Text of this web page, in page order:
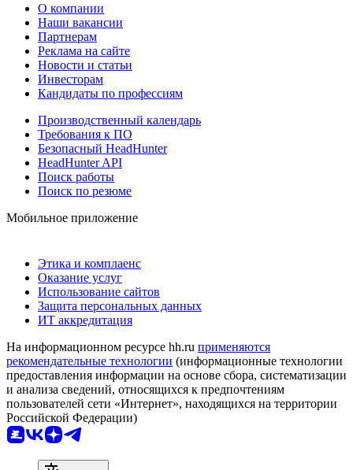
О компании
Наши вакансии
Партнерам
Реклама на сайте
Новости и статьи
Инвесторам
Кандидаты по профессиям
Производственный календарь
Требования к ПО
Безопасный HeadHunter
HeadHunter API
Поиск работы
Поиск по резюме
Мобильное приложение
Этика и комплаенс
Оказание услуг
Использование сайтов
Защита персональных данных
ИТ аккредитация
На информационном ресурсе hh.ru применяются
рекомендательные технологии (информационные технологии
предоставления информации на основе сбора, систематизации
и анализа сведений, относящихся к предпочтениям
пользователей сети «Интернет», находящихся на территории
Российской Федерации)